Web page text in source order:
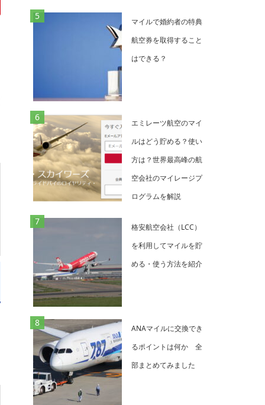
マイルで婚約者の特典
航空券を取得すること
はできる？
エミレーツ航空のマイ
ルはどう貯める？使い
方は？世界最高峰の航
空会社のマイレージプ
ログラムを解説
格安航空会社（LCC）
を利用してマイルを貯
める・使う方法を紹介
ANAマイルに交換でき
るポイントは何か 全
部まとめてみました